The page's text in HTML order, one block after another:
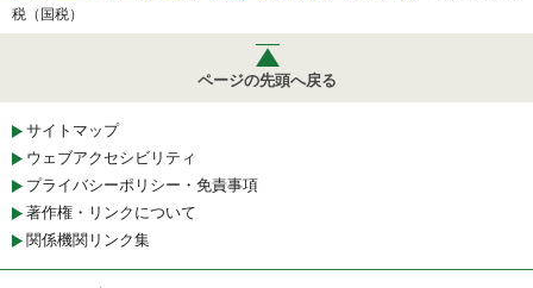
税（国税）
ページの先頭へ戻る
サイトマップ
ウェブアクセシビリティ
プライバシーポリシー・免責事項
著作権・リンクについて
関係機関リンク集